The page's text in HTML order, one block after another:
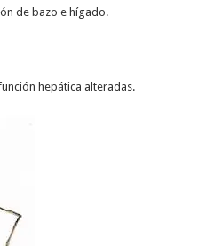
de bazo e hígado.
hepática alteradas.